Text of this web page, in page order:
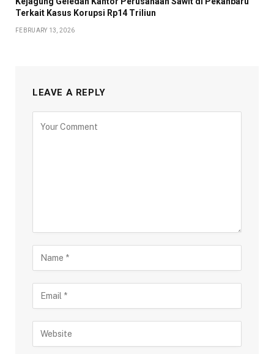
Terkait Kasus Korupsi Rp14 Triliun
FEBRUARY 13, 2026
LEAVE A REPLY